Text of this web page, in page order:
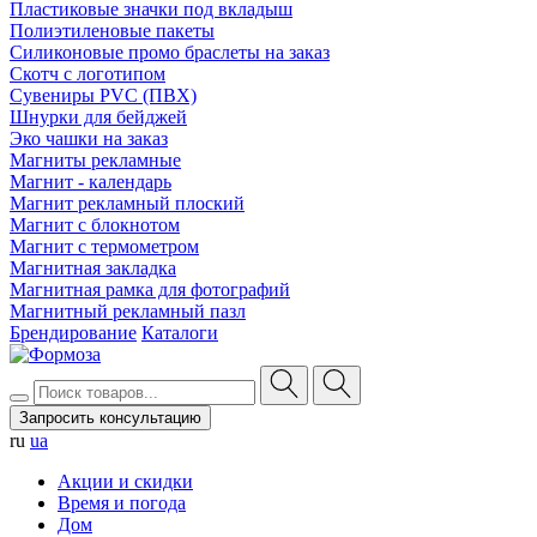
Пластиковые значки под вкладыш
Полиэтиленовые пакеты
Силиконовые промо браслеты на заказ
Скотч с логотипом
Сувениры PVC (ПВХ)
Шнурки для бейджей
Эко чашки на заказ
Магниты рекламные
Магнит - календарь
Магнит рекламный плоский
Магнит с блокнотом
Магнит с термометром
Магнитная закладка
Магнитная рамка для фотографий
Магнитный рекламный пазл
Брендирование Каталоги
Запросить консультацию
ru ua
Акции и скидки
Время и погода
Дом